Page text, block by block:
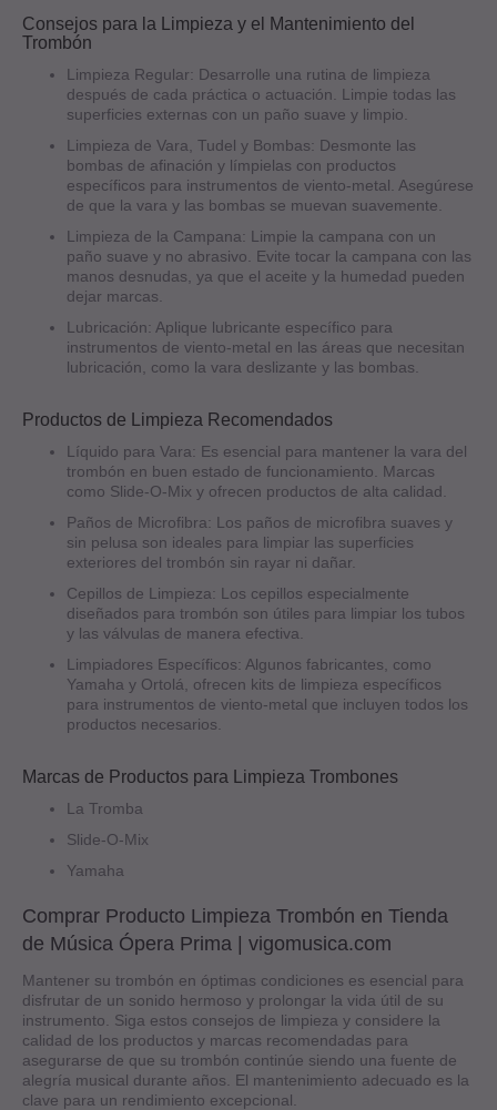
Consejos para la Limpieza y el Mantenimiento del
Trombón
Limpieza Regular: Desarrolle una rutina de limpieza
después de cada práctica o actuación. Limpie todas las
superficies externas con un paño suave y limpio.
Limpieza de Vara, Tudel y Bombas: Desmonte las
bombas de afinación y límpielas con productos
específicos para instrumentos de viento-metal. Asegúrese
de que la vara y las bombas se muevan suavemente.
Limpieza de la Campana: Limpie la campana con un
paño suave y no abrasivo. Evite tocar la campana con las
manos desnudas, ya que el aceite y la humedad pueden
dejar marcas.
Lubricación: Aplique lubricante específico para
instrumentos de viento-metal en las áreas que necesitan
lubricación, como la vara deslizante y las bombas.
Productos de Limpieza Recomendados
Líquido para Vara: Es esencial para mantener la vara del
trombón en buen estado de funcionamiento. Marcas
como Slide-O-Mix y ofrecen productos de alta calidad.
Paños de Microfibra: Los paños de microfibra suaves y
sin pelusa son ideales para limpiar las superficies
exteriores del trombón sin rayar ni dañar.
Cepillos de Limpieza: Los cepillos especialmente
diseñados para trombón son útiles para limpiar los tubos
y las válvulas de manera efectiva.
Limpiadores Específicos: Algunos fabricantes, como
Yamaha y Ortolá, ofrecen kits de limpieza específicos
para instrumentos de viento-metal que incluyen todos los
productos necesarios.
Marcas de Productos para Limpieza Trombones
La Tromba
Slide-O-Mix
Yamaha
Comprar Producto Limpieza Trombón en Tienda
de Música Ópera Prima | vigomusica.com
Mantener su trombón en óptimas condiciones es esencial para
disfrutar de un sonido hermoso y prolongar la vida útil de su
instrumento. Siga estos consejos de limpieza y considere la
calidad de los productos y marcas recomendadas para
asegurarse de que su trombón continúe siendo una fuente de
alegría musical durante años. El mantenimiento adecuado es la
clave para un rendimiento excepcional.